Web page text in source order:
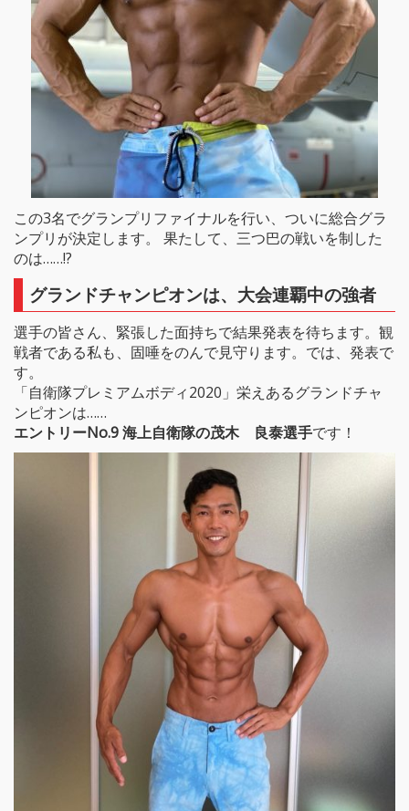
この3名でグランプリファイナルを行い、ついに総合グラ
ンプリが決定します。 果たして、三つ巴の戦いを制した
のは……!?
グランドチャンピオンは、大会連覇中の強者
選手の皆さん、緊張した面持ちで結果発表を待ちます。観
戦者である私も、固唾をのんで見守ります。では、発表で
す。
「自衛隊プレミアムボディ2020」栄えあるグランドチャ
ンピオンは……
エントリーNo.9 海上自衛隊の茂木 良泰選手です！